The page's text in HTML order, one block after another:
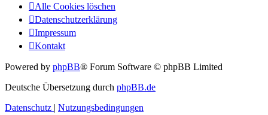
Alle Cookies löschen
Datenschutzerklärung
Impressum
Kontakt
Powered by phpBB® Forum Software © phpBB Limited
Deutsche Übersetzung durch phpBB.de
Datenschutz | Nutzungsbedingungen